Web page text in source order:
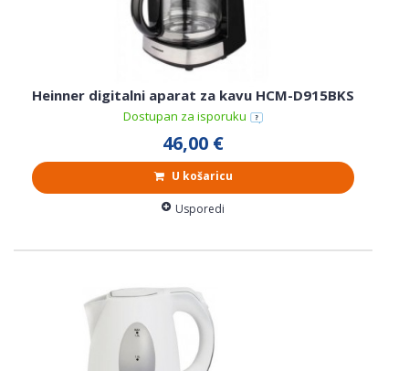
Heinner digitalni aparat za kavu HCM-D915BKS
Dostupan za isporuku
46,00 €
U košaricu
Usporedi